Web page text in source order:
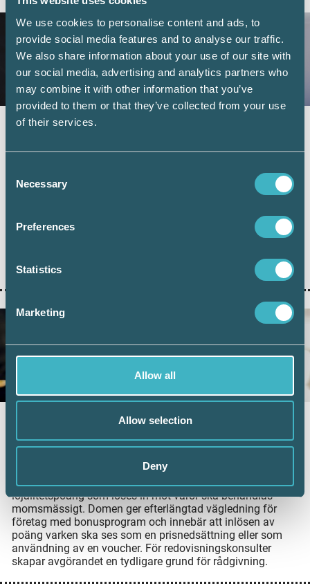
We use cookies to personalise content and ads, to
provide social media features and to analyse our traffic.
We also share information about your use of our site with
our social media, advertising and analytics partners who
may combine it with other information that you’ve
provided to them or that they’ve collected from your use
of their services.
Selection
Necessary
Preferences
Statistics
Marketing
Allow all
Allow selection
Deny
Fler företag väljer digital årsredovisning –
6 juli 2026
Under juni 2026 sattes ett nytt rekord när 101 126 företag
lämnade in sin årsredovisning digitalt – första gången
antalet överstiger 100 000 under en månad. Samtidigt
ger färre kompletteringar och snabbare handläggning.
Nytt HFD-besked: Ingen moms vid inlösen
av lojalitetspoäng
Högsta förvaltningsdomstolen (HFD) har nu avgjort hur
lojalitetspoäng som löses in mot varor ska behandlas
momsmässigt. Domen ger efterlängtad vägledning för
företag med bonusprogram och innebär att inlösen av
poäng varken ska ses som en prisnedsättning eller som
användning av en voucher. För redovisningskonsulter
skapar avgörandet en tydligare grund för rådgivning.